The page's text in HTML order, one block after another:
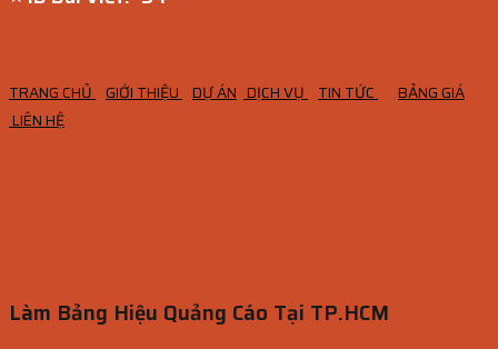
TRANG CHỦ GIỚI THIỆU DỰ ÁN DỊCH VỤ TIN TỨC
BẢNG GIÁ
LIÊN HỆ
Làm Bảng Hiệu Quảng Cáo Tại TP.HCM